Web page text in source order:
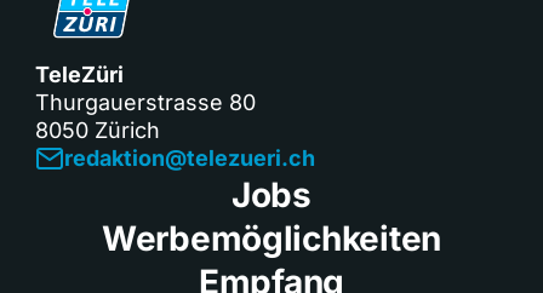
TeleZüri
Thurgauerstrasse 80
8050 Zürich
redaktion@telezueri.ch
Jobs
Werbemöglichkeiten
Empfang